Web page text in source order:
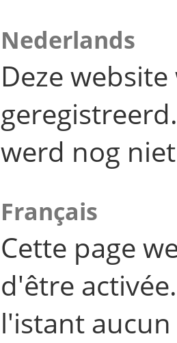
Nederlands
Deze
werd nog
Français
Cette page
d'être
l'istant